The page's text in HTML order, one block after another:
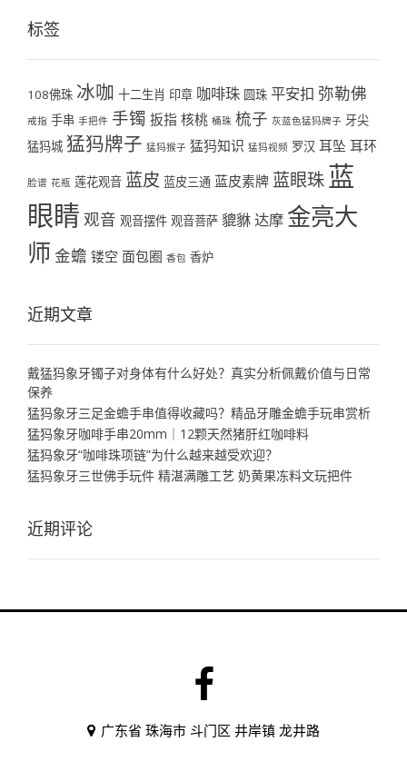
标签
108佛珠 冰咖 十二生肖 印章 咖啡珠 圆珠 平安扣 弥勒佛
戒指 手串 手把件 手镯 扳指 核桃 桶珠 梳子 灰蓝色猛犸牌子 牙尖
猛犸城 猛犸牌子 猛犸猴子 猛犸知识 猛犸视频 罗汉 耳坠 耳环
脸谱 花瓶 莲花观音 蓝皮 蓝皮三通 蓝皮素牌 蓝眼珠蓝
眼睛 观音 观音摆件 观音菩萨 貔貅达摩 金亮大
师 金蟾 镂空 面包圈 香包 香炉
近期文章
戴猛犸象牙镯子对身体有什么好处？真实分析佩戴价值与日常
保养
猛犸象牙三足金蟾手串值得收藏吗？精品牙雕金蟾手玩串赏析
猛犸象牙咖啡手串20mm｜12颗天然猪肝红咖啡料
猛犸象牙“咖啡珠项链”为什么越来越受欢迎？
猛犸象牙三世佛手玩件 精湛满雕工艺 奶黄果冻料文玩把件
近期评论
广东省 珠海市 斗门区 井岸镇 龙井路